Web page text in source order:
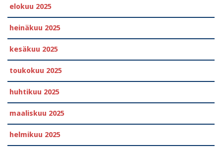
elokuu 2025
heinäkuu 2025
kesäkuu 2025
toukokuu 2025
huhtikuu 2025
maaliskuu 2025
helmikuu 2025